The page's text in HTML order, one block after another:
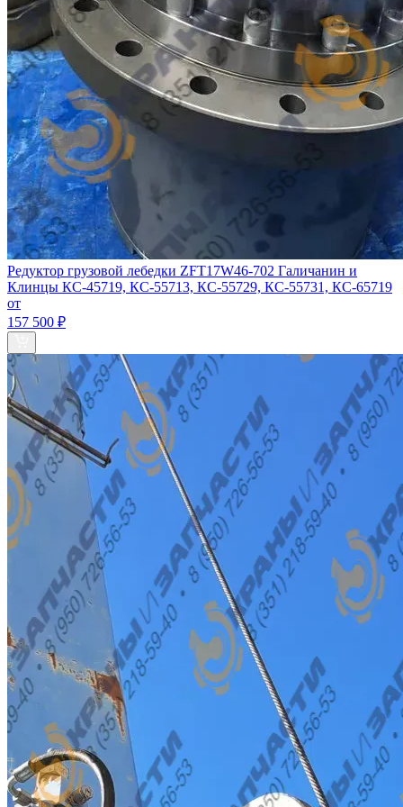
Редуктор грузовой лебедки ZFT17W46-702 Галичанин и
Клинцы КС-45719, КС-55713, КС-55729, КС-55731, КС-65719
от
157 500 ₽